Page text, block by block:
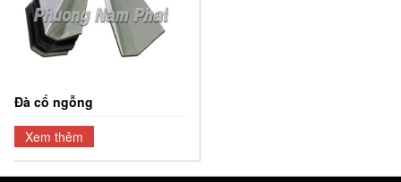
Đà cổ ngỗng
Xem thêm